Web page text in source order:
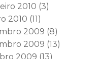
2010 (3)
2010 (11)
2009 (8)
2009 (13)
2009 (13)